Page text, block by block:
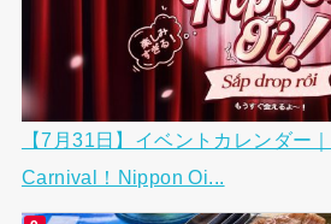
【7月31日】イベントカレンダー
Carnival！Nippon Oi...